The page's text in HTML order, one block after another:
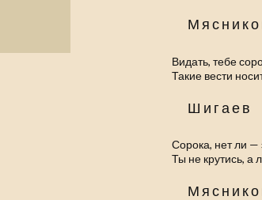
Видать, тебе
Такие вести
Шигаев
Сорока, нет ли
Ты не крутись, а